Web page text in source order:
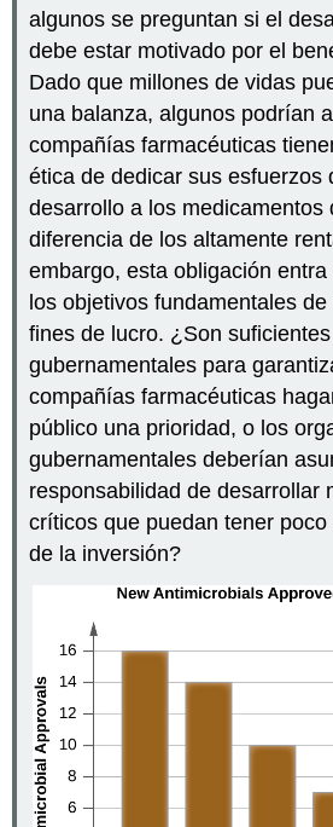
algunos se preguntan si el
debe estar motivado por el
Dado que millones de vidas
una balanza, algunos podrían
compañías farmacéuticas
ética de dedicar sus esfuerzos
desarrollo a los medicamentos
diferencia de los altamente
embargo, esta obligación
los objetivos fundamentales
fines de lucro. ¿Son
gubernamentales para
compañías farmacéuticas
público una prioridad, o los
gubernamentales deberían
responsabilidad de desarrollar
críticos que puedan tener
de la inversión?